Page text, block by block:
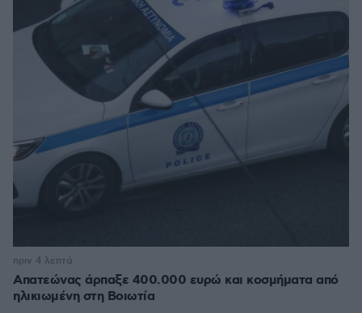
Απατεώνας άρπαξε 400.000 ευρώ και κοσμήματα από
ηλικιωμένη στη Βοιωτία
πριν 4 λεπτά